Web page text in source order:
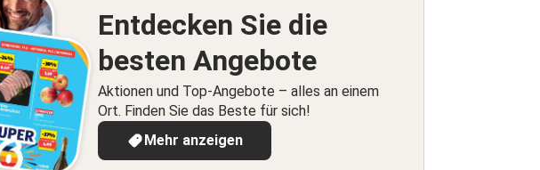
Entdecken Sie die
besten Angebote
Aktionen und Top-Angebote – alles an einem
Ort. Finden Sie das Beste für sich!
Mehr anzeigen